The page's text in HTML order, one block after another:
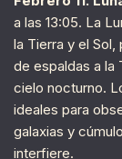
a las 13:05. La
la Tierra y el Sol,
de espaldas a la
cielo nocturno.
ideales para
galaxias y
interfiere.